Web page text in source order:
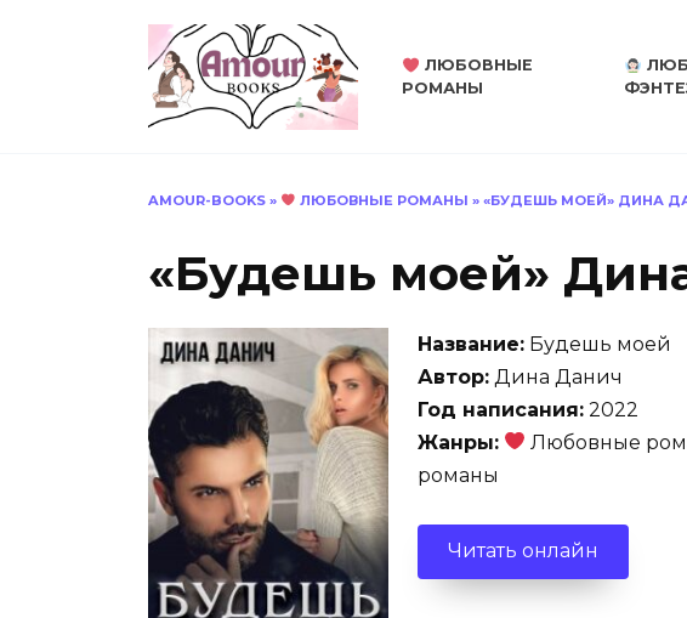
ЛЮБОВНЫЕ
РОМАНЫ
AMOUR-BOOKS » ЛЮБОВНЫЕ РОМАНЫ » «БУДЕШЬ МОЕЙ» ДИНА
«Будешь моей»
Название: Будешь моей
Автор: Дина Данич
Год написания: 2022
Жанры:
Любовные
романы
Читать онлайн